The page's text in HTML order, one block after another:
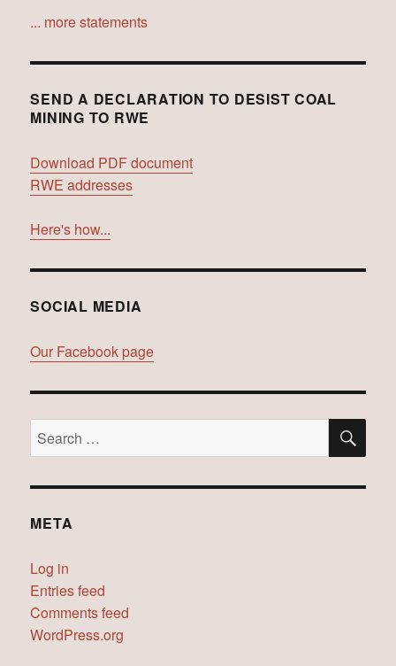
... more statements
SEND A DECLARATION TO DESIST COAL
MINING TO RWE
Download PDF document
RWE addresses
Here's how...
SOCIAL MEDIA
Our Facebook page
Search
for:
META
Log in
Entries feed
Comments feed
WordPress.org